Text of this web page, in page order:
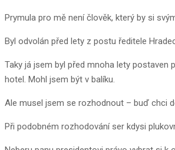
Prymula pro mě není člověk, který by si
Byl odvolán před lety z postu ředitele
Taky já jsem byl před mnoha lety postaven
hotel. Mohl jsem být v balíku.
Ale musel jsem se rozhodnout – buď chci
Při podobném rozhodování ser kdysi